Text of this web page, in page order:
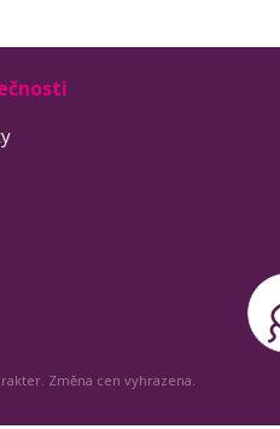
Změna cen vyhrazena.